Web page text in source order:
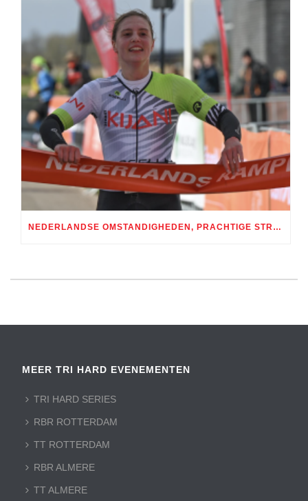
NEDERLANDSE OMSTANDIGHEDEN, PRACHTIGE STRIJD: SEIZOENSOPENER TRI HARD SERIES BIJ RBR / TIJDRIT ROTTERDAM SPECTACULAIR
MEER TRI HARD EVENEMENTEN
TRI HARD SERIES
RBR ROTTERDAM
TT ROTTERDAM
RBR ALMERE
TT ALMERE